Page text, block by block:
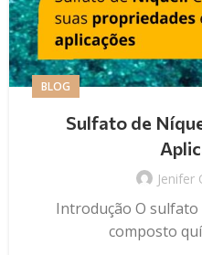
BLOG
Sulfato de
Jenifer
Introdução O sulfato
composto